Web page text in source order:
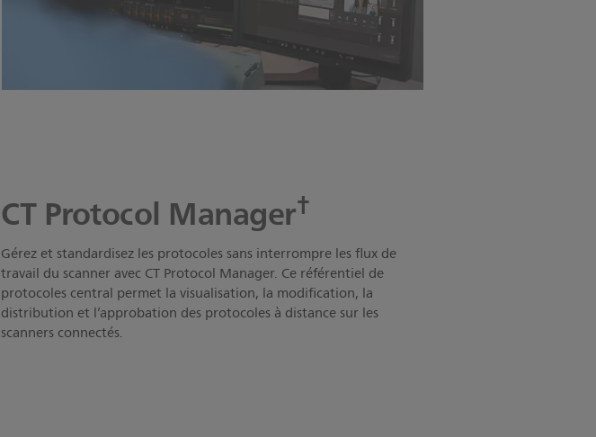
CT Protocol Manager†
Gérez et standardisez les protocoles sans interrompre les flux de
travail du scanner avec CT Protocol Manager. Ce référentiel de
protocoles central permet la visualisation, la modification, la
distribution et l’approbation des protocoles à distance sur les
scanners connectés.